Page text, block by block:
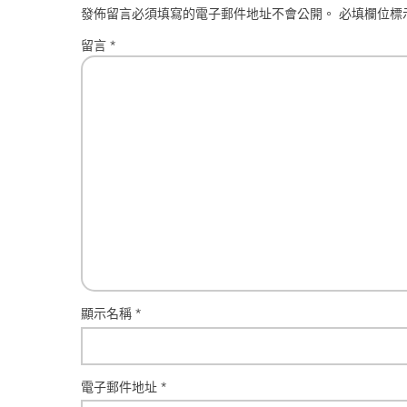
發佈留言必須填寫的電子郵件地址不會公開。 必填欄位
留言 *
顯示名稱 *
電子郵件地址 *